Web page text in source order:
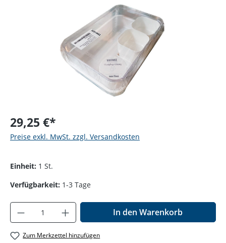
29,25 €*
Preise exkl. MwSt. zzgl. Versandkosten
Einheit: 1 St.
Verfügbarkeit: 1-3 Tage
Produkt Anzahl: Gib den gewünschten
In den Warenkorb
Zum Merkzettel hinzufügen